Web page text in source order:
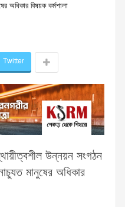
অধিকার বিষয়ক কর্মশালা
Twitter
উন্নয়ন সংগঠন
মানুষের অধিকার